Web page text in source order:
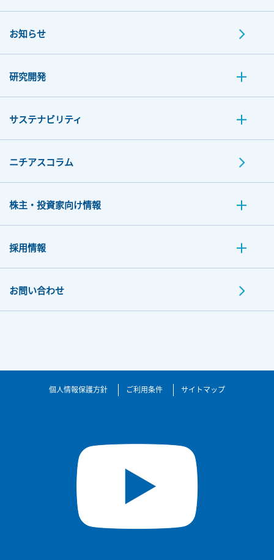
お知らせ
研究開発
サステナビリティ
ニチアスコラム
株主・投資家向け情報
採用情報
お問い合わせ
個人情報保護方針 ご利用条件 サイトマップ